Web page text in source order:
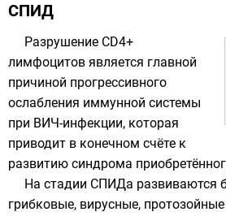
СПИД
Разрушение CD4+
лимфоцитов является главной
причиной прогрессивного
ослабления иммунной системы
при ВИЧ-инфекции, которая
приводит в конечном счёте к
развитию синдрома
На стадии СПИДа развиваются
грибковые, вирусные, протозойные